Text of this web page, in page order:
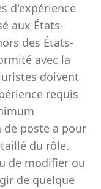
d'expérience
aux États-
des États-
avec la
doivent
requis
de poste a pour
du rôle.
de modifier ou
de quelque